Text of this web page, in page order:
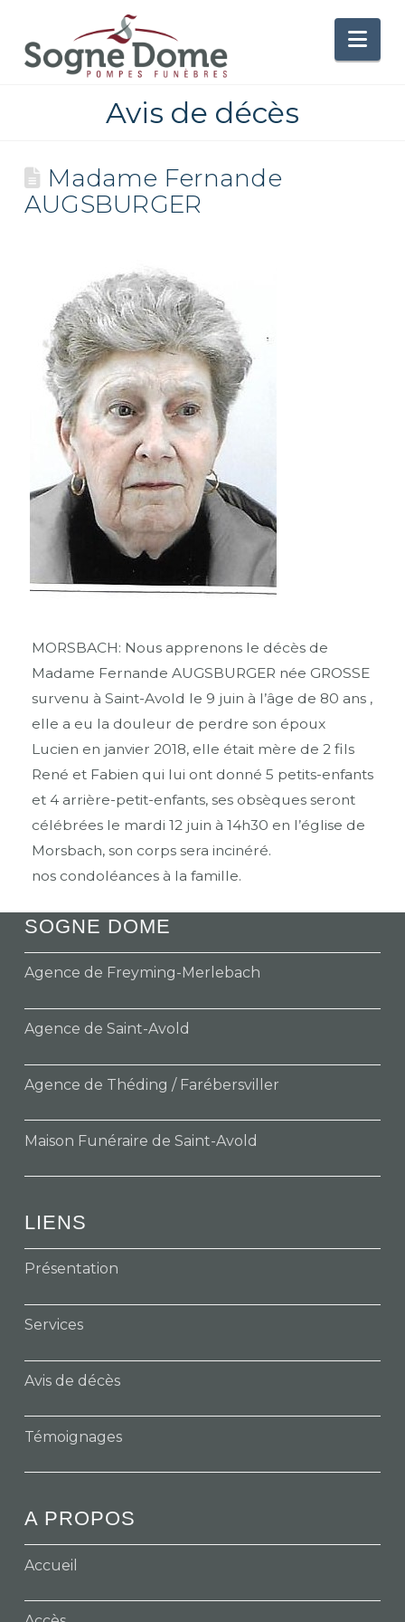
Avis de décès
Madame Fernande
AUGSBURGER
MORSBACH: Nous apprenons le décès de
Madame Fernande AUGSBURGER née GROSSE
survenu à Saint-Avold le 9 juin à l’âge de 80 ans ,
elle a eu la douleur de perdre son époux
Lucien en janvier 2018, elle était mère de 2 fils
René et Fabien qui lui ont donné 5 petits-enfants
et 4 arrière-petit-enfants, ses obsèques seront
célébrées le mardi 12 juin à 14h30 en l’église de
Morsbach, son corps sera incinéré.
nos condoléances à la famille.
SOGNE DOME
Agence de Freyming-Merlebach
Agence de Saint-Avold
Agence de Théding / Farébersviller
Maison Funéraire de Saint-Avold
LIENS
Présentation
Services
Avis de décès
Témoignages
A PROPOS
Accueil